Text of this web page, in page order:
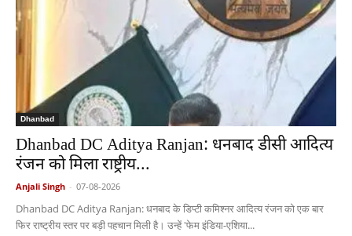
Dhanbad
Dhanbad DC Aditya Ranjan: धनबाद डीसी आदित्य
रंजन को मिला राष्ट्रीय...
Anjali Singh - 07-08-2026
Dhanbad DC Aditya Ranjan: धनबाद के डिप्टी कमिश्नर आदित्य रंजन को एक बार
फिर राष्ट्रीय स्तर पर बड़ी पहचान मिली है। उन्हें 'फेम इंडिया-एशिया...